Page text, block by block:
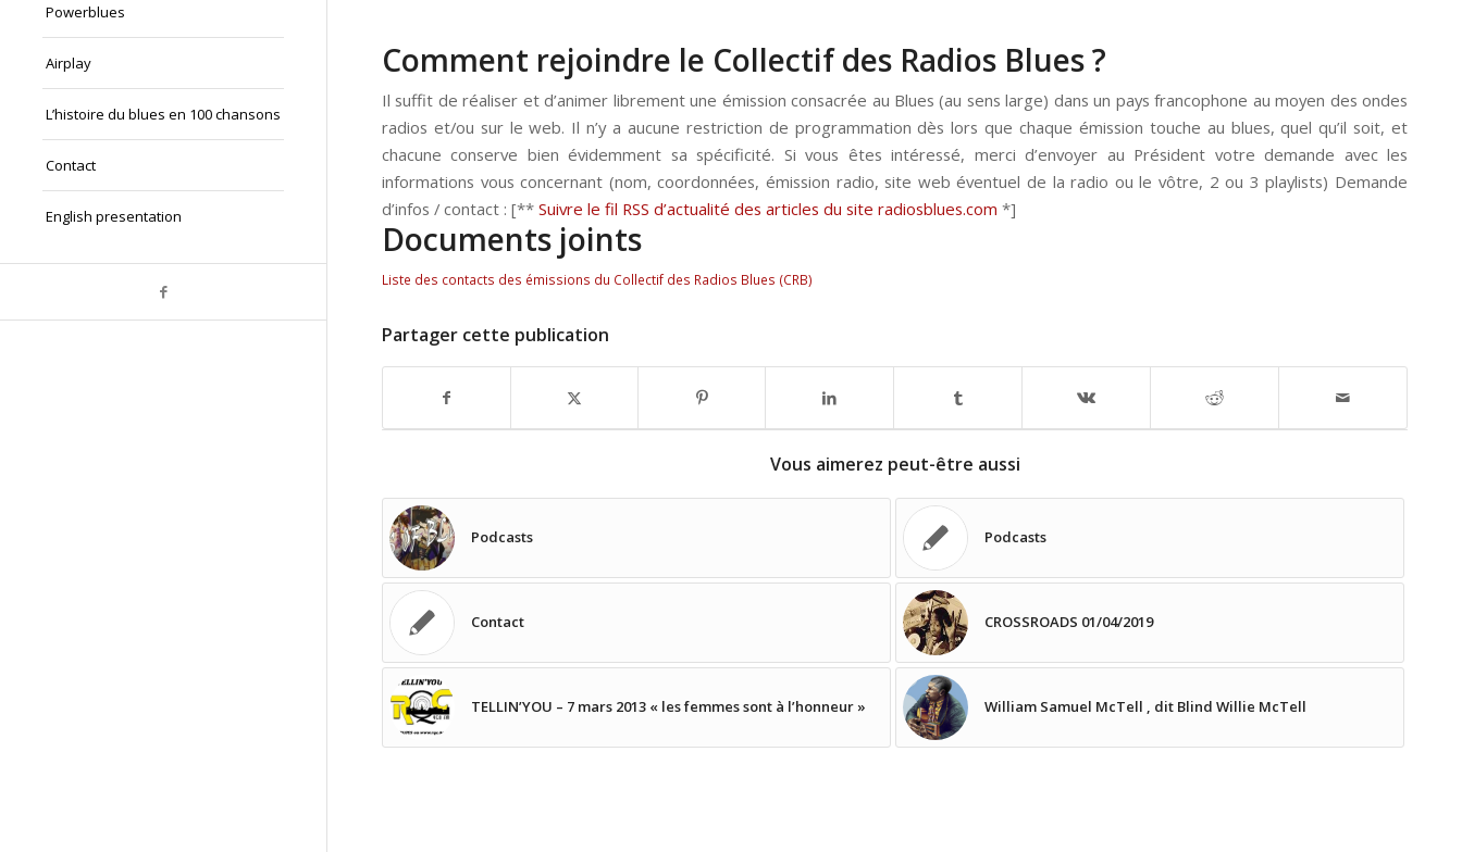
Powerblues
Airplay
L’histoire du blues en 100 chansons
Contact
English presentation
Comment rejoindre le Collectif des Radios Blues ?
Il suffit de réaliser et d’animer librement une émission consacrée au Blues (au sens large) dans un pays francophone au moyen des ondes
radios et/ou sur le web. Il n’y a aucune restriction de programmation dès lors que chaque émission touche au blues, quel qu’il soit, et
chacune conserve bien évidemment sa spécificité. Si vous êtes intéressé, merci d’envoyer au Président votre demande avec les
informations vous concernant (nom, coordonnées, émission radio, site web éventuel de la radio ou le vôtre, 2 ou 3 playlists) Demande
d’infos / contact : [** Suivre le fil RSS d’actualité des articles du site radiosblues.com *]
Documents joints
Liste des contacts des émissions du Collectif des Radios Blues (CRB)
Partager cette publication
Vous aimerez peut-être aussi
Podcasts Podcasts
Contact CROSSROADS 01/04/2019
TELLIN’YOU – 7 mars 2013 « les femmes sont à l’honneur » William Samuel McTell , dit Blind Willie McTell